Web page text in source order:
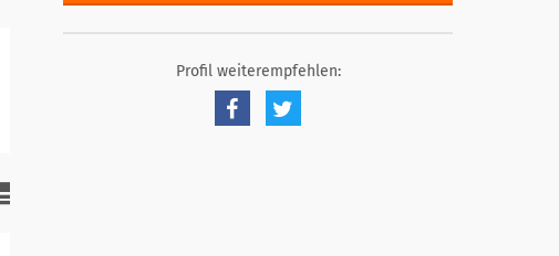
Profil weiterempfehlen: